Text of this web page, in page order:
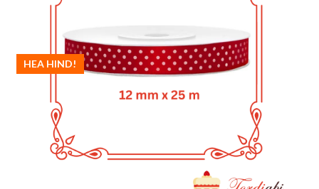
HEA HIND!